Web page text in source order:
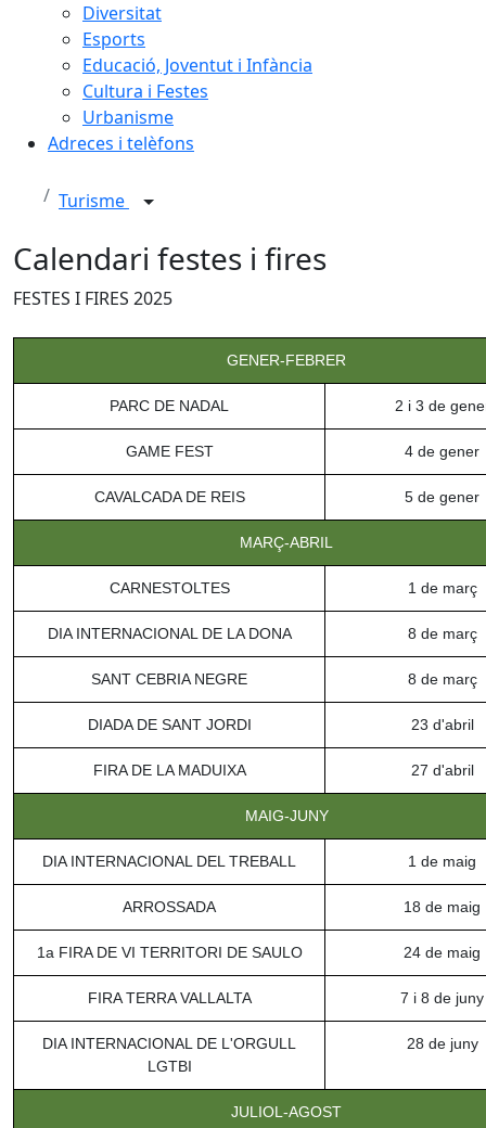
Diversitat
Esports
Educació, Joventut i Infància
Cultura i Festes
Urbanisme
Adreces i telèfons
Turisme
Calendari festes i fires
FESTES I FIRES 2025
GENER-FEBRER
PARC DE NADAL 2 i 3 de
GAME FEST 4 de gener
CAVALCADA DE REIS 5 de gener
MARÇ-ABRIL
CARNESTOLTES 1 de març
DIA INTERNACIONAL DE LA DONA 8 de març
SANT CEBRIA NEGRE 8 de març
DIADA DE SANT JORDI 23 d'abril
FIRA DE LA MADUIXA 27 d'abril
MAIG-JUNY
DIA INTERNACIONAL DEL TREBALL 1 de maig
ARROSSADA 18 de maig
1a FIRA DE VI TERRITORI DE SAULO 24 de maig
FIRA TERRA VALLALTA 7 i 8 de juny
DIA INTERNACIONAL DE L'ORGULL
LGTBI
28 de juny
JULIOL-AGOST